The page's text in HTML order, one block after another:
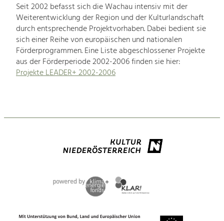
Seit 2002 befasst sich die Wachau intensiv mit der
Weiterentwicklung der Region und der Kulturlandschaft
durch entsprechende Projektvorhaben. Dabei bedient sie
sich einer Reihe von europäischen und nationalen
Förderprogrammen. Eine Liste abgeschlossener Projekte
aus der Förderperiode 2002-2006 finden sie hier:
Projekte LEADER+ 2002-2006